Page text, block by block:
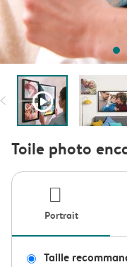
play_button_fill
Toile photo
Portrait
Taille